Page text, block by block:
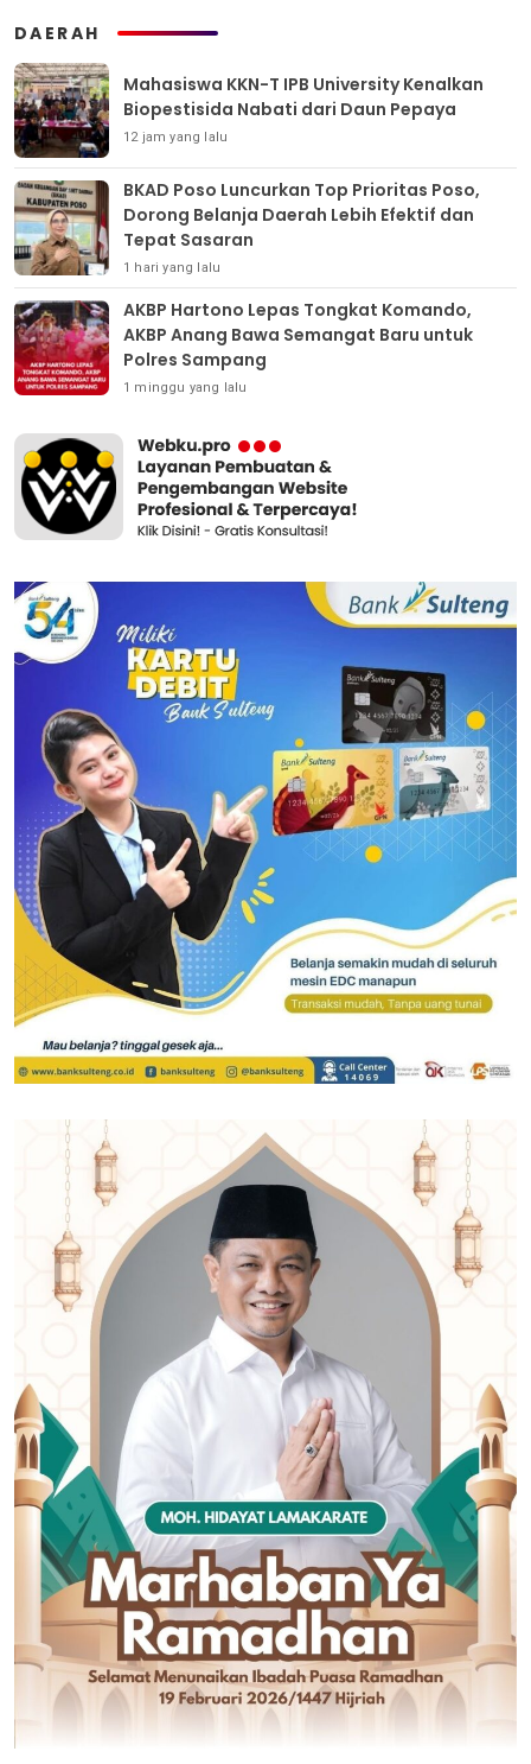
DAERAH
Mahasiswa KKN-T IPB University Kenalkan
Biopestisida Nabati dari Daun Pepaya
12 jam yang lalu
BKAD Poso Luncurkan Top Prioritas Poso,
Dorong Belanja Daerah Lebih Efektif dan
Tepat Sasaran
1 hari yang lalu
AKBP Hartono Lepas Tongkat Komando,
AKBP Anang Bawa Semangat Baru untuk
Polres Sampang
1 minggu yang lalu